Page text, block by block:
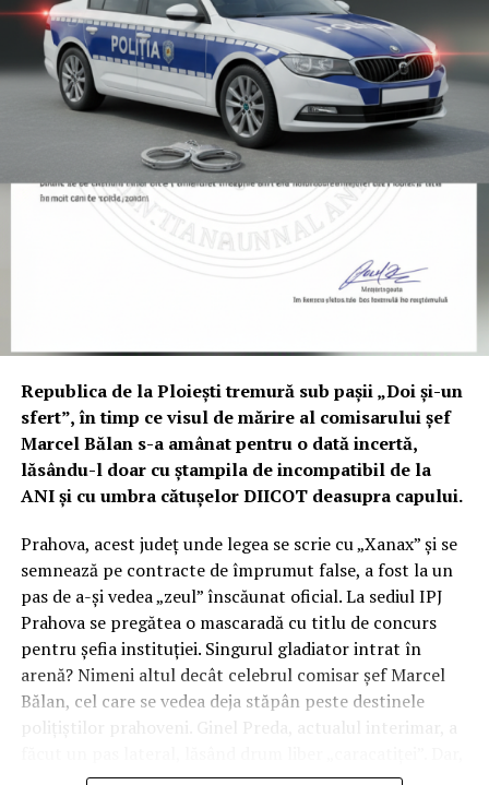
Republica de la Ploiești tremură sub pașii „Doi și-un
sfert”, în timp ce visul de mărire al comisarului șef
Marcel Bălan s-a amânat pentru o dată incertă,
lăsându-l doar cu ștampila de incompatibil de la
ANI și cu umbra cătușelor DIICOT deasupra capului.
Prahova, acest județ unde legea se scrie cu „Xanax” și se
semnează pe contracte de împrumut false, a fost la un
pas de a-și vedea „zeul” înscăunat oficial. La sediul IPJ
Prahova se pregătea o mascaradă cu titlu de concurs
pentru șefia instituției. Singurul gladiator intrat în
arenă? Nimeni altul decât celebrul comisar șef Marcel
Bălan, cel care se vedea deja stăpân peste destinele
polițiștilor prahoveni. Ginel Preda, actualul interimar, a
ce să vezi? Când șampania era deja la rece, a intervenit